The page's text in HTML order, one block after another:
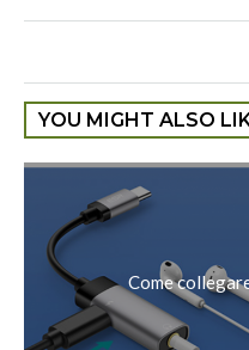
YOU MIGHT ALSO
Come